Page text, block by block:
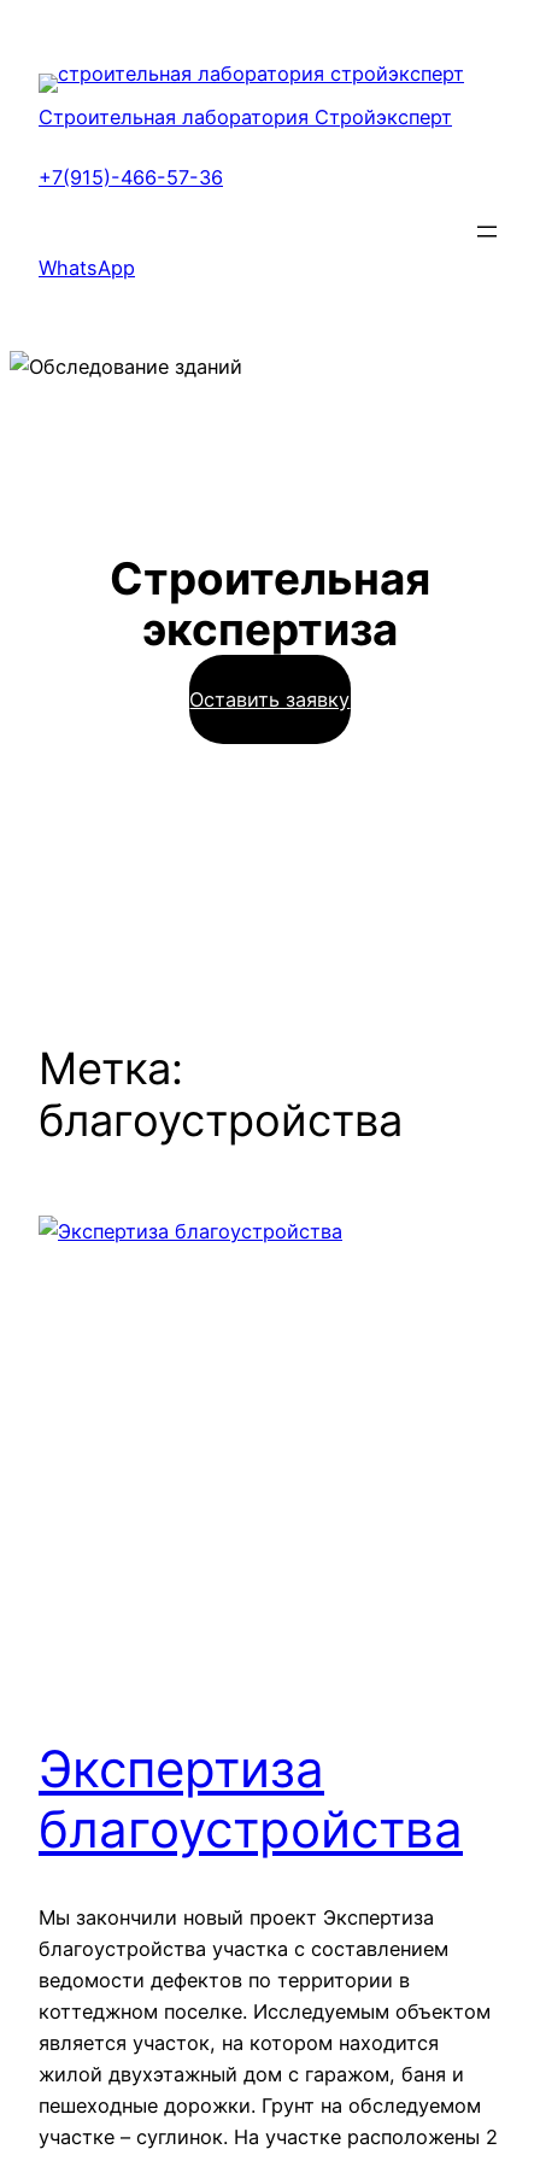
содержимому
Строительная лаборатория Стройэксперт
+7(915)-466-57-36
WhatsApp
Строительная
экспертиза
Оставить заявку
Метка:
благоустройства
Экспертиза
благоустройства
Мы закончили новый проект Экспертиза
благоустройства участка с составлением
ведомости дефектов по территории в
коттеджном поселке. Исследуемым объектом
является участок, на котором находится
жилой двухэтажный дом с гаражом, баня и
пешеходные дорожки. Грунт на обследуемом
участке – суглинок. На участке расположены 2